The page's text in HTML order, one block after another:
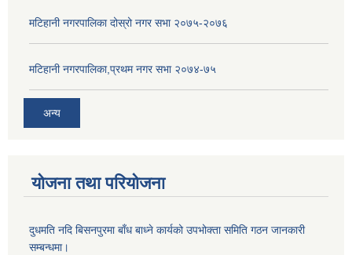
मटिहानी नगरपालिका दोस्रो नगर सभा २०७५-२०७६
मटिहानी नगरपालिका,प्रथम नगर सभा २०७४-७५
अन्य
योजना तथा परियोजना
दुधमति नदि बिसनपुरमा बाँध बाध्ने कार्यको उपभोक्ता समिति गठन जानकारी
सम्बन्धमा।